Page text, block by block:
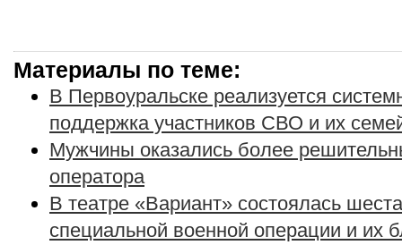
Материалы по теме:
В Первоуральске реализуется
поддержка участников СВО и их
Мужчины оказались более
оператора
В театре «Вариант» состоялась
специальной военной операции и их